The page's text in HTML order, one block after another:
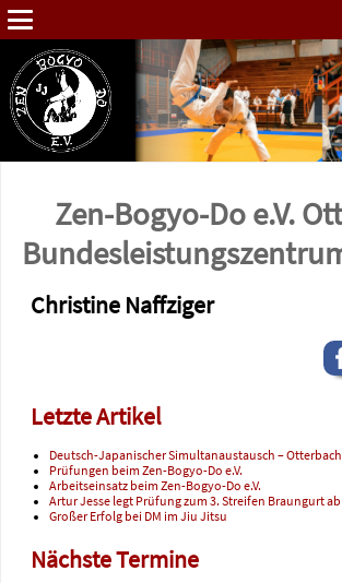
Zen-Bogyo-Do e.V.
Christine Naffziger
Letzte Artikel
Deutsch-Japanischer Simultanaustausch –
Prüfungen beim Zen-Bogyo-Do e.V.
Arbeitseinsatz beim Zen-Bogyo-Do e.V.
Artur Jesse legt Prüfung zum 3. Streifen Braungurt ab
Großer Erfolg bei DM im Jiu Jitsu
Nächste Termine